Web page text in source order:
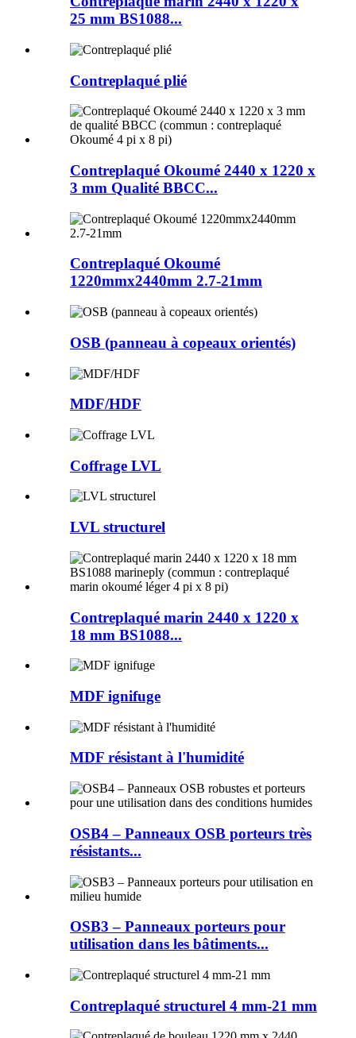
25 mm BS1088...
Contreplaqué plié
Contreplaqué Okoumé 2440 x 1220 x
3 mm Qualité BBCC...
Contreplaqué Okoumé
1220mmx2440mm 2.7-21mm
OSB (panneau à copeaux orientés)
MDF/HDF
Coffrage LVL
LVL structurel
Contreplaqué marin 2440 x 1220 x
18 mm BS1088...
MDF ignifuge
MDF résistant à l'humidité
OSB4 – Panneaux OSB porteurs très
résistants...
OSB3 – Panneaux porteurs pour
utilisation dans les bâtiments...
Contreplaqué structurel 4 mm-21 mm